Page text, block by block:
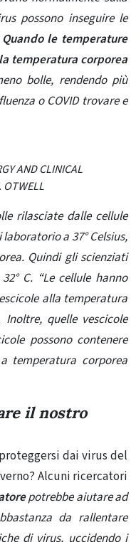
possono inseguire le
Quando le temperature
temperatura corporea
bolle, rendendo più
o COVID trovare e
AND CLINICAL
OTWELL
rilasciate dalle cellule
a 37° Celsius,
Quindi gli scienziati
C. “Le cellule hanno
alla temperatura
Inoltre, quelle vescicole
possono contenere
temperatura corporea
il nostro
dai virus del
Alcuni ricercatori
potrebbe aiutare ad
da rallentare
di virus, uccidendo i